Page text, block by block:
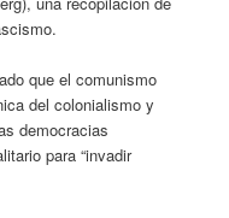
que el comunismo
del colonialismo y
democracias
para “invadir